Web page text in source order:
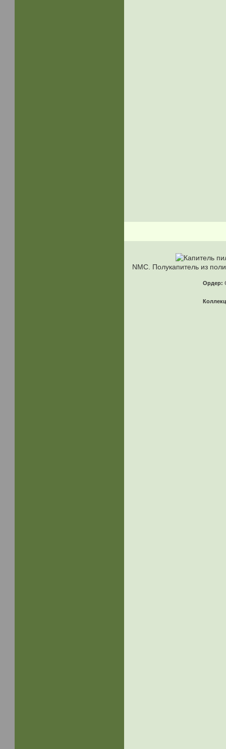
NMC. Полукапитель из
Ордер: